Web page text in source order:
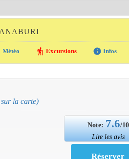
Météo hiking Excursions info Infos
la carte)
Note: 7.6/10
Lire les avis